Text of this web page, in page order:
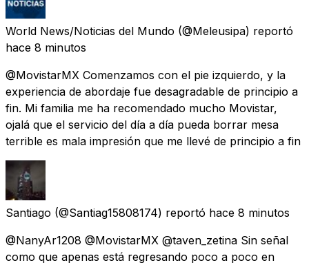
World News/Noticias del Mundo (@Meleusipa) reportó
hace 8 minutos
@MovistarMX Comenzamos con el pie izquierdo, y la
experiencia de abordaje fue desagradable de principio a
fin. Mi familia me ha recomendado mucho Movistar,
ojalá que el servicio del día a día pueda borrar mesa
terrible es mala impresión que me llevé de principio a fin
Santiago (@Santiag15808174) reportó hace 8 minutos
@NanyAr1208 @MovistarMX @taven_zetina Sin señal
como que apenas está regresando poco a poco en